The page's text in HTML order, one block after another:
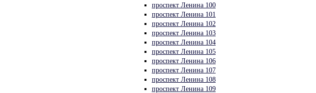
проспект Ленина 100
проспект Ленина 101
проспект Ленина 102
проспект Ленина 103
проспект Ленина 104
проспект Ленина 105
проспект Ленина 106
проспект Ленина 107
проспект Ленина 108
проспект Ленина 109